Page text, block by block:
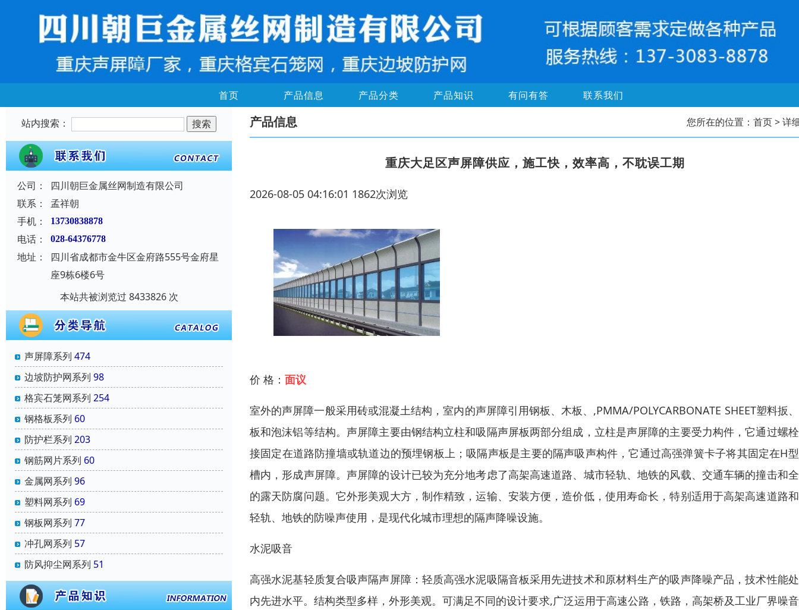
首页 产品信息 产品分类 产品知识 有问有答 联系我们
站内搜索：
公司：
四川朝巨金属丝网制造有限公司
联系：
孟祥朝
手机：
13730838878
电话： 028-64376778
地址：
四川省成都市金牛区金府路555号金府星
座9栋6楼6号
本站共被浏览过 8433826 次
声屏障系列 474
边坡防护网系列 98
格宾石笼网系列 254
钢格板系列 60
防护栏系列 203
钢筋网片系列 60
金属网系列 96
塑料网系列 69
钢板网系列 77
冲孔网系列 57
防风抑尘网系列 51
产品信息 您所在的位置： 首页> 详
重庆大足区声屏障供应，施工快，效率高，不耽误工期
2026-08-05 04:16:01 1862次浏览
价 格： 面议
室外的声屏障一般采用砖或混凝土结构，室内的声屏障引用钢板、木板、,PMMA/POLYCARBONATE SHEET塑料扳
板和泡沫铝等结构。声屏障主要由钢结构立柱和吸隔声屏板两部分组成，立柱是声屏障的主要受力构件，它通过螺
接固定在道路防撞墙或轨道边的预埋钢板上；吸隔声板是主要的隔声吸声构件，它通过高强弹簧卡子将其固定在H
槽内，形成声屏障。声屏障的设计已较为充分地考虑了高架高速道路、城市轻轨、地铁的风载、交通车辆的撞击和
的露天防腐问题。它外形美观大方，制作精致，运输、安装方便，造价低，使用寿命长，特别适用于高架高速道路
轻轨、地铁的防噪声使用，是现代化城市理想的隔声降噪设施。
水泥吸音
高强水泥基轻质复合吸声隔声屏障：轻质高强水泥吸隔音板采用先进技术和原材料生产的吸声降噪产品，技术性能
内先进水平。结构类型多样，外形美观。可满足不同的设计要求,广泛运用于高速公路，铁路，高架桥及工业厂界噪